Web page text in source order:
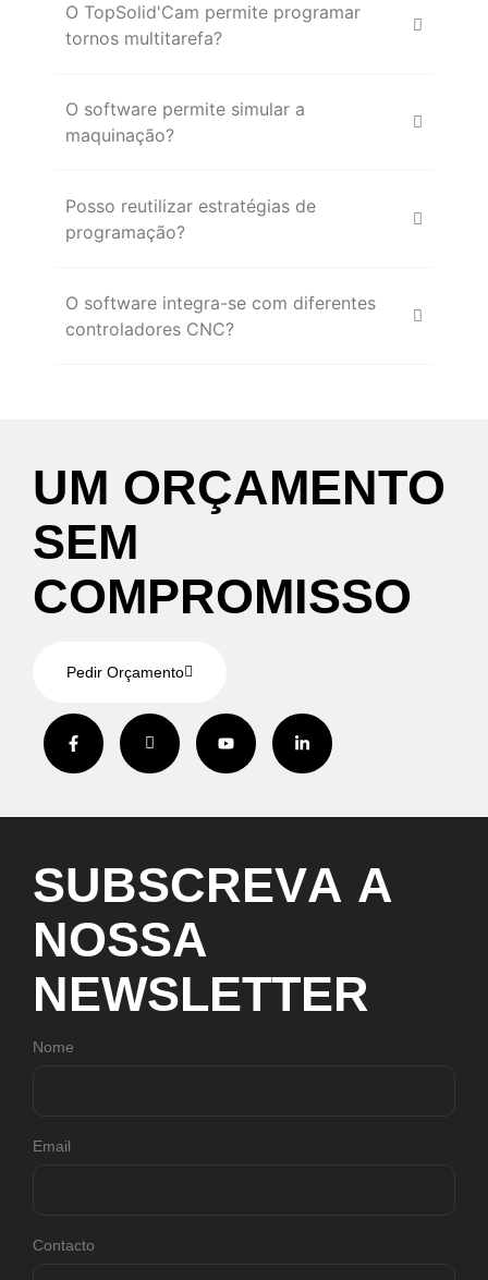
O TopSolid'Cam permite programar
tornos multitarefa?
O software permite simular a
maquinação?
Posso reutilizar estratégias de
programação?
O software integra-se com diferentes
controladores CNC?
UM ORÇAMENTO
SEM
COMPROMISSO
Pedir Orçamento
SUBSCREVA A
NOSSA
NEWSLETTER
Nome
Email
Contacto